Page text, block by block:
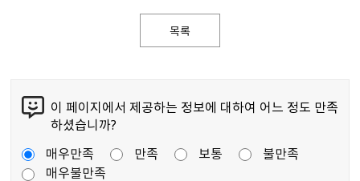
목록
이 페이지에서 제공하는 정보에 대하여 어느 정도 만족
하셨습니까?
매우만족
만족 보통
불만족
매우불만족